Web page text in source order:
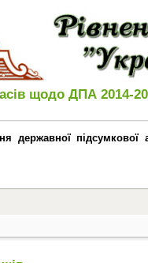
щодо ДПА 2014-
державної підсумкової